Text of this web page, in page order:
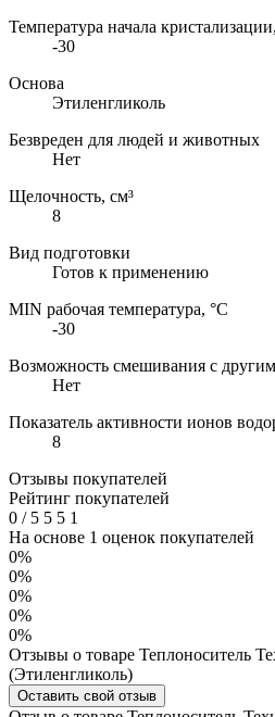
Температура начала
-30
Основа
Этиленгликоль
Безвреден для людей и животных
Нет
Щелочность, см³
8
Вид подготовки
Готов к применению
MIN рабочая температура, °C
-30
Возможность смешивания с
Нет
Показатель активности ионов
8
Отзывы покупателей
Рейтинг покупателей
0 /5 5 5 1
На основе 1 оценок покупателей
0%
0%
0%
0%
0%
Отзывы о товаре Теплоноситель
(Этиленгликоль)
Оставить свой отзыв